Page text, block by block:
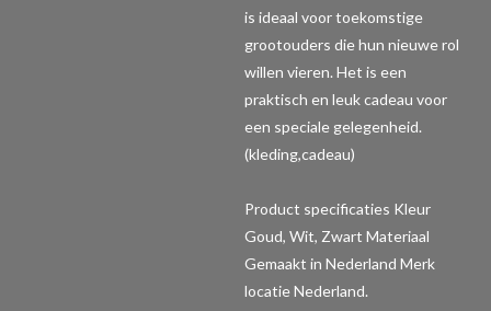
is ideaal voor toekomstige
grootouders die hun nieuwe rol
willen vieren. Het is een
praktisch en leuk cadeau voor
een speciale gelegenheid.
(kleding,cadeau)
Product specificaties Kleur
Goud, Wit, Zwart Materiaal
Gemaakt in Nederland Merk
locatie Nederland.